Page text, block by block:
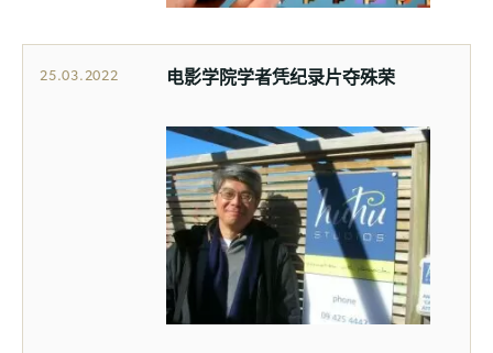
25.03.2022 电影学院学者凭纪录片夺殊荣